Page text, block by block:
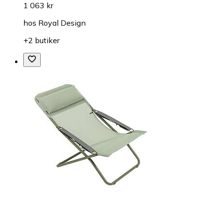
1 063 kr
hos Royal Design
+2 butiker